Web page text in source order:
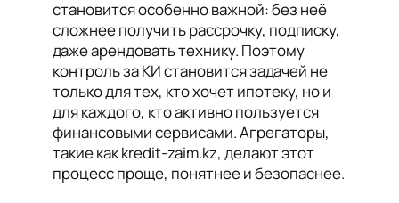
становится особенно важной: без неё
сложнее получить рассрочку, подписку,
даже арендовать технику. Поэтому
контроль за КИ становится задачей не
только для тех, кто хочет ипотеку, но и
для каждого, кто активно пользуется
финансовыми сервисами. Агрегаторы,
такие как kredit-zaim.kz, делают этот
процесс проще, понятнее и безопаснее.